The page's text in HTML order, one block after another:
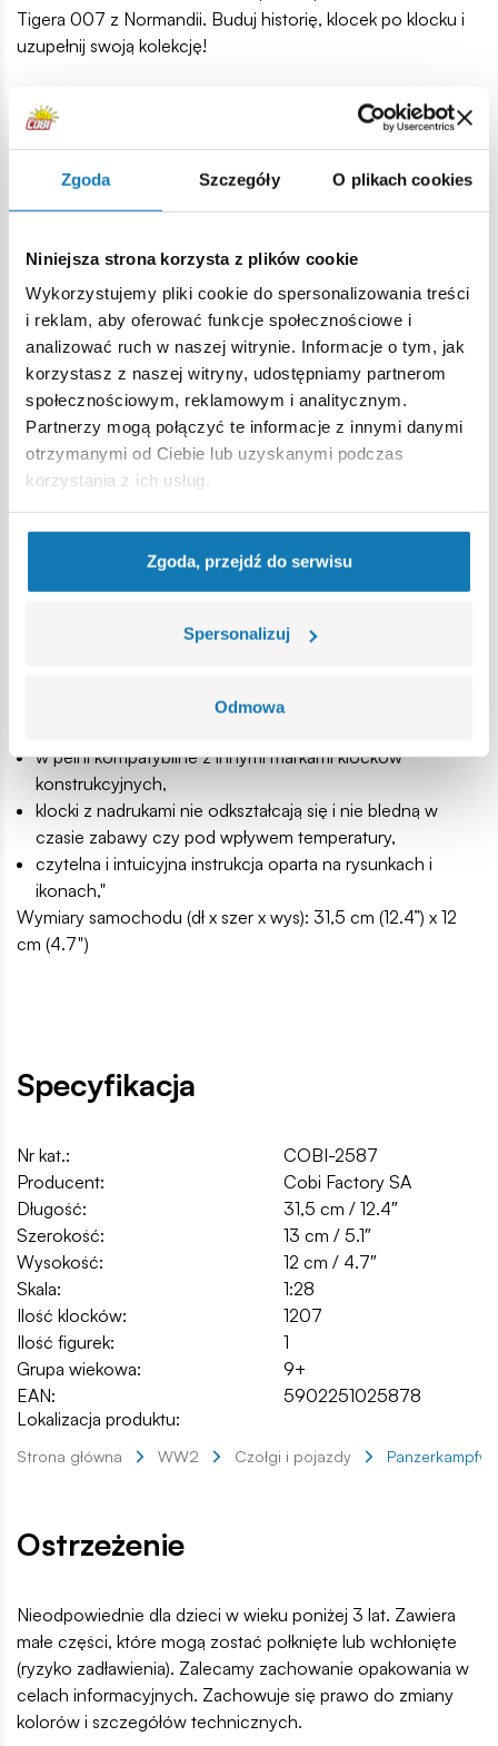
Zgoda Szczegóły O plikach cookies
Niniejsza strona korzysta z plików cookie
Wykorzystujemy pliki cookie do spersonalizowania treści
i reklam, aby oferować funkcje społecznościowe i
analizować ruch w naszej witrynie. Informacje o tym, jak
korzystasz z naszej witryny, udostępniamy partnerom
społecznościowym, reklamowym i analitycznym.
Partnerzy mogą połączyć te informacje z innymi danymi
otrzymanymi od Ciebie lub uzyskanymi podczas
korzystania z ich usług.
Zgoda, przejdź do serwisu
Spersonalizuj
Odmowa
Tigera 007 z Normandii. Buduj historię, klocek po klocku i
uzupełnij swoją kolekcję!
Panzerkampfwagen VI, czyli Tygrys to niemiecki czołg ciężki
z okresu II wojny światowej. Jego charakterystyczna bryła
do dzisiaj jest rozpoznawalna na całym świecie. Sam pojazd
przeszedł do legendy i jest ciągle obecny nie tylko w
materiałach historycznych, ale również w popkulturze.
Leningradem i w Tunezji w okresie sierpień/wrzesień 1942
roku. Czołg zaprojektowany i wyprodukowany przez firmę
Henschel był bardzo nowoczesny i skuteczny. Niestety
jego produkcja pochłaniała ogromne zasoby cennych
surowców i czasu. Czołgi Tygrys I oraz nieliczne Tygrys II
miały znaczący wpływ na przebieg działań wojennych.
Okryte złą sławą i siejące niesamowity postrach Tygrysy
zniszczyły ponad 10300 czołgów Alianckich oraz 11380
dział przy stratach własnych 1725 szt.
1207 wysokiej jakości elementów,
szczegółowy model pojazdu,
tabliczka z nazwą,
figurka dowódcy czołgu,
wyprodukowane w UE przez firmę z ponad 20-letnią
klocki spełniają normy bezpieczeństwa dotyczące
w pełni kompatybilne z innymi markami klocków
konstrukcyjnych,
klocki z nadrukami nie odkształcają się i nie bledną w
czasie zabawy czy pod wpływem temperatury,
czytelna i intuicyjna instrukcja oparta na rysunkach i
ikonach,"
Wymiary samochodu (dł x szer x wys): 31,5 cm (12.4”) x 12
cm (4.7")
Specyfikacja
Nr kat.:
COBI-2587
Producent:
Cobi Factory SA
Długość:
31,5 cm / 12.4″
Szerokość:
13 cm / 5.1″
Wysokość:
12 cm / 4.7″
Skala:
1:28
Ilość klocków:
1207
Ilość figurek:
1
Grupa wiekowa:
9+
EAN:
5902251025878
Lokalizacja produktu:
Strona główna WW2 Czołgi i pojazdy
Ostrzeżenie
Nieodpowiednie dla dzieci w wieku poniżej 3 lat. Zawiera
małe części, które mogą zostać połknięte lub wchłonięte
(ryzyko zadławienia). Zalecamy zachowanie opakowania w
celach informacyjnych. Zachowuje się prawo do zmiany
kolorów i szczegółów technicznych.